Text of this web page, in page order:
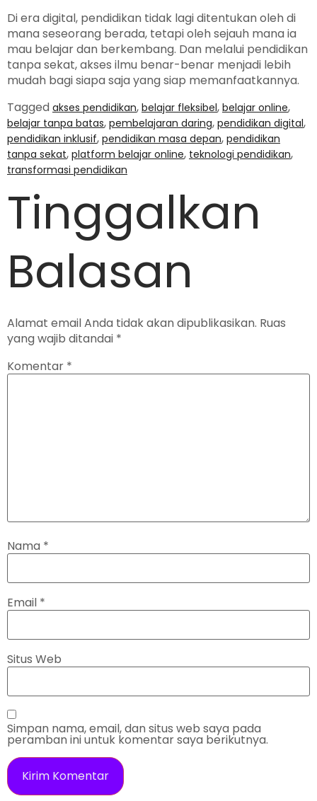
Di era digital, pendidikan tidak lagi ditentukan oleh di
mana seseorang berada, tetapi oleh sejauh mana ia
mau belajar dan berkembang. Dan melalui pendidikan
tanpa sekat, akses ilmu benar-benar menjadi lebih
mudah bagi siapa saja yang siap memanfaatkannya.
Tagged akses pendidikan, belajar fleksibel, belajar online,
belajar tanpa batas, pembelajaran daring, pendidikan digital,
pendidikan inklusif, pendidikan masa depan, pendidikan
tanpa sekat, platform belajar online, teknologi pendidikan,
transformasi pendidikan
Tinggalkan
Balasan
Alamat email Anda tidak akan dipublikasikan. Ruas
yang wajib ditandai *
Komentar *
Nama *
Email *
Situs Web
Simpan nama, email, dan situs web saya pada
peramban ini untuk komentar saya berikutnya.